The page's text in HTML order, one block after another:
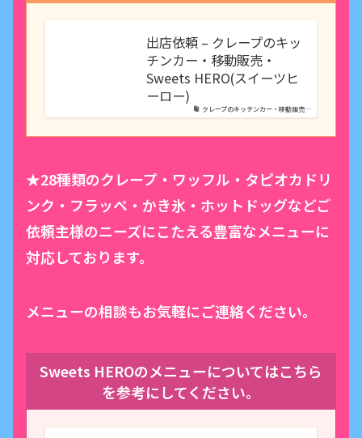
クレープのキッチンカー・移動販売…
出店依頼 – クレープのキッ
チンカー・移動販売・
Sweets HERO(スイーツヒ
ーロー)
★28種類のクレープ・ワッフル・タピオカドリ
ンク・フラッペ・かき氷・ホットドッグなどご
依頼主様のニーズにこたえる豊富なメニューに
対応しております。
メニューの相談もお気軽にご連絡ください。
Sweets HEROのメニューについてはこちら
を参考にしてください。